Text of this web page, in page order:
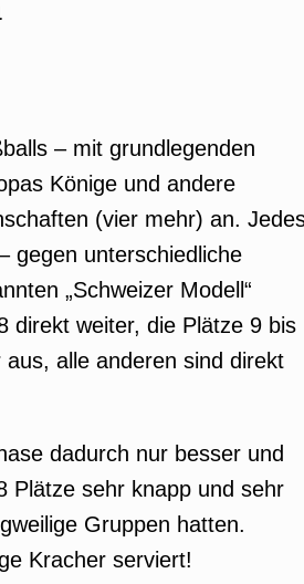
– mit grundlegenden
Könige und andere
(vier mehr) an.
gegen unterschiedliche
„Schweizer Modell“
direkt weiter, die Plätze 9 bis
alle anderen sind direkt
dadurch nur besser und
Plätze sehr knapp und sehr
Gruppen hatten.
Kracher serviert!